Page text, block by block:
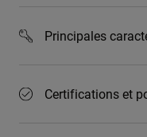
Principales
Certifications et